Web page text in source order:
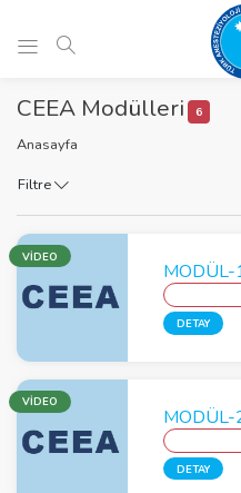
CEEA Modülleri 6
Anasayfa
Filtre
VİDEO
DETAY
VİDEO
DETAY